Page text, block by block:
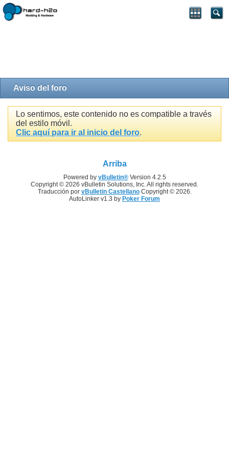
Aviso del foro
Lo sentimos, este contenido no es compatible a través
del estilo móvil.
Clic aquí para ir al inicio del foro.
Arriba
Powered by vBulletin®Version 4.2.5
Copyright © 2026 vBulletin Solutions, Inc. All rights reserved.
Traducción por vBulletin CastellanoCopyright © 2026.
AutoLinker v1.3 by Poker Forum